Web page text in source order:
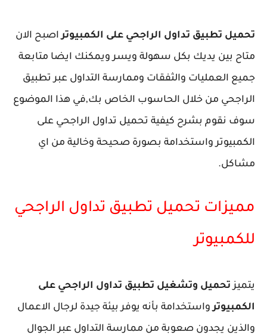
تحميل تطبيق تداول الراجحي على الكمبيوتراصبح الان
متاح بين يديك بكل سهولة ويسر ويمكنك ايضا متابعة
جميع العمليات والثفقات وممارسة التداول عبر تطبيق
الراجحي من خلال الحاسوب الخاص بك,في هذا الموضوع
سوف نقوم بشرح كيفية تحميل تداول الراجحي على
الكمبيوتر واستخدامة بصورة صحيحة وخالية من اي
مشاكل.
مميزات تحميل تطبيق تداول الراجحي
للكمبيوتر
يتميزتحميل وتشغيل تطبيق تداول الراجحي على
الكمبيوترواستخدامة بأنه يوفر بيئة جيدة لرجال الاعمال
والذين يجدون صعوبة من ممارسة التداول عبر الجوال